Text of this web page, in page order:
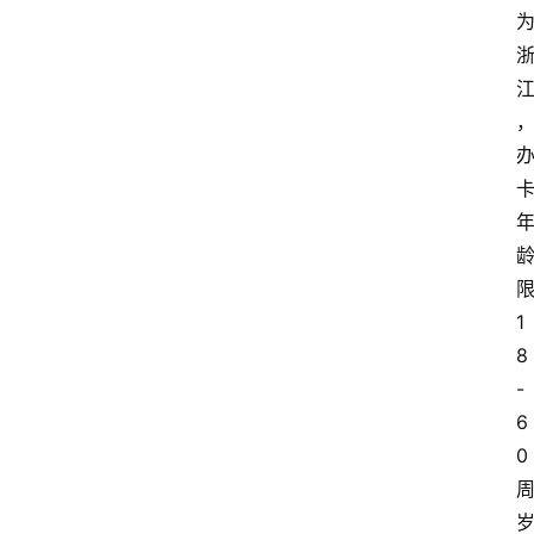
为
浙
江
，
办
卡
年
龄
限
1
8
-
6
0
周
岁